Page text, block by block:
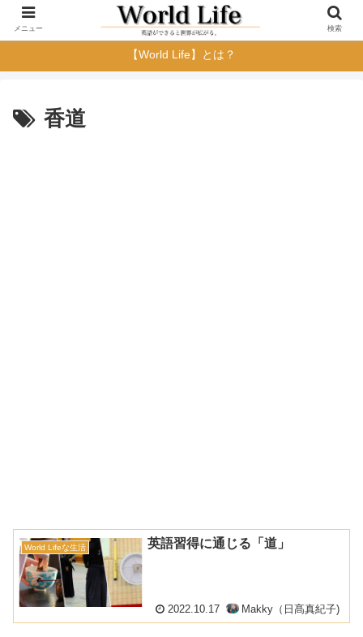
【World Life】とは？
香道
World Lifeな生活 英語習得に通じる「道」
2022.10.17 Makky（日髙真紀子)
メニュー 検索